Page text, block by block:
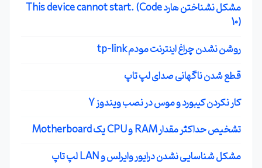
مشکل نشناختن هارد This device cannot start. (Code
10)
روشن نشدن چراغ اینترنت مودم tp-link
قطع شدن ناگهانی صدای لپ تاپ
کار نکردن کیبورد و موس در نصب ویندوز 7
تشخیص حداکثر مقدار RAM و CPU یک Motherboard
مشکل شناسایی نشدن درایور وایرلس و LAN لپ تاپ